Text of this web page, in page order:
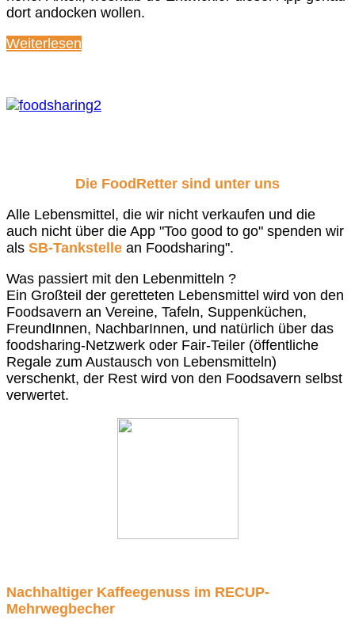
dort andocken wollen.
Weiterlesen
Die FoodRetter sind unter uns
Alle Lebensmittel, die wir nicht verkaufen und die
auch nicht über die App "Too good to go" spenden wir
als SB-Tankstelle an Foodsharing".
Was passiert mit den Lebenmitteln ?
Ein Großteil der geretteten Lebensmittel wird von den
Foodsavern an Vereine, Tafeln, Suppenküchen,
FreundInnen, NachbarInnen, und natürlich über das
foodsharing-Netzwerk oder Fair-Teiler (öffentliche
Regale zum Austausch von Lebensmitteln)
verschenkt, der Rest wird von den Foodsavern selbst
verwertet.
Nachhaltiger Kaffeegenuss im RECUP-
Mehrwegbecher